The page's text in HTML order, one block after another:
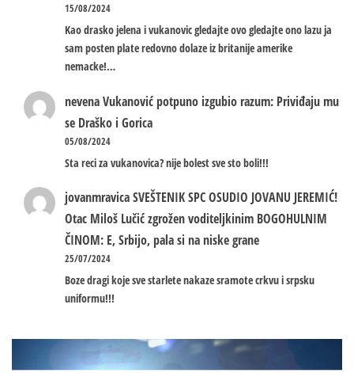
15/08/2024
Kao drasko jelena i vukanovic gledajte ovo gledajte ono lazu ja
sam posten plate redovno dolaze iz britanije amerike
nemacke!…
nevenaVukanović potpuno izgubio razum: Priviđaju mu
se Draško i Gorica
05/08/2024
Sta reci za vukanovica? nije bolest sve sto boli!!!
jovanmravicaSVEŠTENIK SPC OSUDIO JOVANU JEREMIĆ!
Otac Miloš Lučić zgrožen voditeljkinim BOGOHULNIM
ČINOM: E, Srbijo, pala si na niske grane
25/07/2024
Boze dragi koje sve starlete nakaze sramote crkvu i srpsku
uniformu!!!